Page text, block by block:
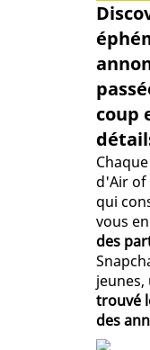
coup
d'Air of
qui
vous
des
trouvé
des